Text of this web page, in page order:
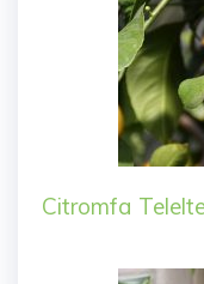
Citromfa